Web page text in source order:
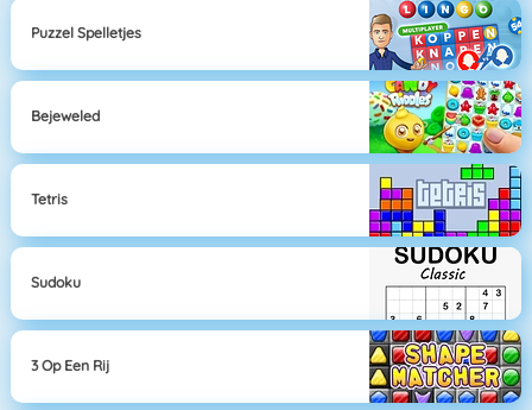
Puzzel Spelletjes
Bejeweled
Tetris
Sudoku
3 Op Een Rij